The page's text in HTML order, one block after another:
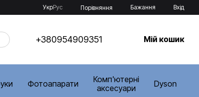
УкрРус Порівняння Бажання Вхід
+380954909351 Мій кошик
Фотоапарати
Комп'ютерні
аксесуари
Dyson